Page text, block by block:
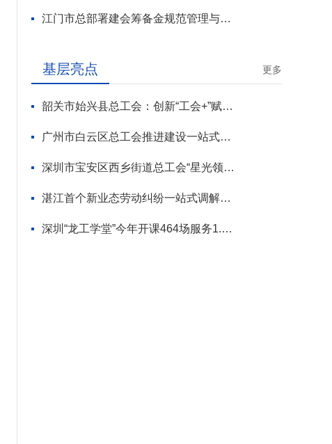
江门市总部署建会筹备金规范管理与基层工会组建攻坚行动
基层亮点 更多
韶关市始兴县总工会：创新“工会+”赋能模式 为“百千万工程”蓄势添力
广州市白云区总工会推进建设一站式调解平台
深圳市宝安区西乡街道总工会“星光领航”品牌首场活动走进企业
湛江首个新业态劳动纠纷一站式调解平台揭牌
深圳“龙工学堂”今年开课464场服务1.2万职工